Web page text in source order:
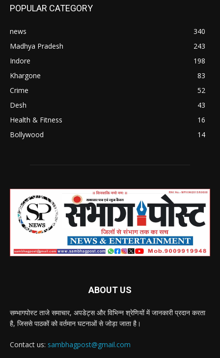
POPULAR CATEGORY
news
340
Madhya Pradesh
243
Indore
198
Khargone
83
Crime
52
Desh
43
Health & Fitness
16
Bollywood
14
ABOUT US
सम्भागपोस्ट ताजे समाचार, अपडेट्स और विभिन्न श्रेणियों में जानकारी प्रदान करता
है, जिससे पाठकों को वर्तमान घटनाओं से जोड़ा जाता है।
Contact us: sambhagpost@gmail.com